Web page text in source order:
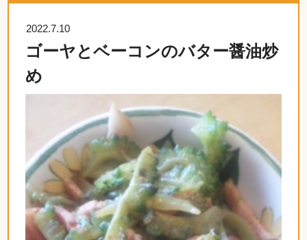
2022.7.10
ゴーヤとベーコンのバター醤油炒
め